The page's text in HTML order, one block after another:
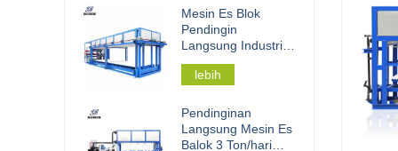
Mesin Es Blok
Pendingin
Langsung Industri
30t
lebih
Pendinginan
Langsung Mesin Es
Balok 3 Ton/hari